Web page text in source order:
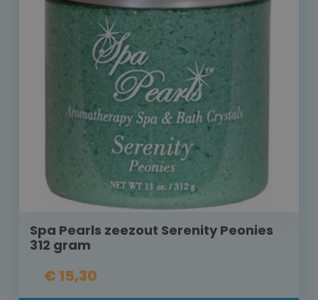
Spa Pearls zeezout Serenity Peonies
312 gram
€ 15,30